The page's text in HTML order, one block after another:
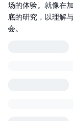
场的体验。就像在
底的研究，以理解
会。